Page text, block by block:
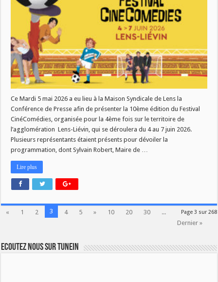
10e
édition
entre
foot
et
humour
Lens
Ce Mardi 5 mai 2026 a eu lieu à la Maison Syndicale de Lens la
Conférence de Presse afin de présenter la 10ème édition du Festival
CinéComédies, organisée pour la 4ème fois sur le territoire de
l’agglomération Lens-Liévin, qui se déroulera du 4 au 7 juin 2026.
Plusieurs représentants étaient présents pour dévoiler la
programmation, dont Sylvain Robert, Maire de …
Lire plus
Page 3 sur 268
« 1 2 3 4 5 » 10 20 30
...
Dernier »
Ecoutez nous sur TuneIn